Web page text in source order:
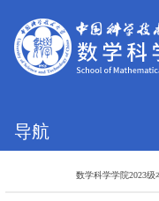
导航
数学科学学院2023级